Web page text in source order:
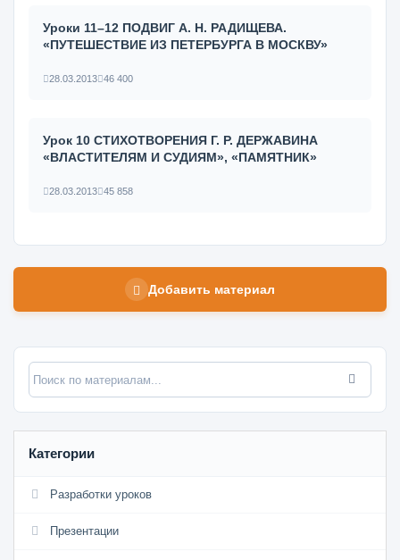
Уроки 11–12 ПОДВИГ А. Н. РАДИЩЕВА.
«ПУТЕШЕСТВИЕ ИЗ ПЕТЕРБУРГА В МОСКВУ»
28.03.2013 46 400
Урок 10 СТИХОТВОРЕНИЯ Г. Р. ДЕРЖАВИНА
«ВЛАСТИТЕЛЯМ И СУДИЯМ», «ПАМЯТНИК»
28.03.2013 45 858
Добавить материал
Категории
Разработки уроков
Презентации